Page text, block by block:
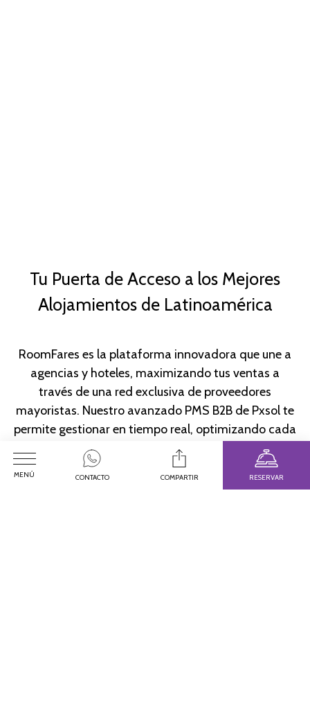
Tu Puerta de Acceso a los Mejores
Alojamientos de Latinoamérica
RoomFares es la plataforma innovadora que une a
agencias y hoteles, maximizando tus ventas a
través de una red exclusiva de proveedores
mayoristas. Nuestro avanzado PMS B2B de Pxsol te
permite gestionar en tiempo real, optimizando cada
aspecto de tu negocio para impulsar tu crecimiento
en el competitivo sector de viajes.
MENÚ CONTACTO COMPARTIR RESERVAR